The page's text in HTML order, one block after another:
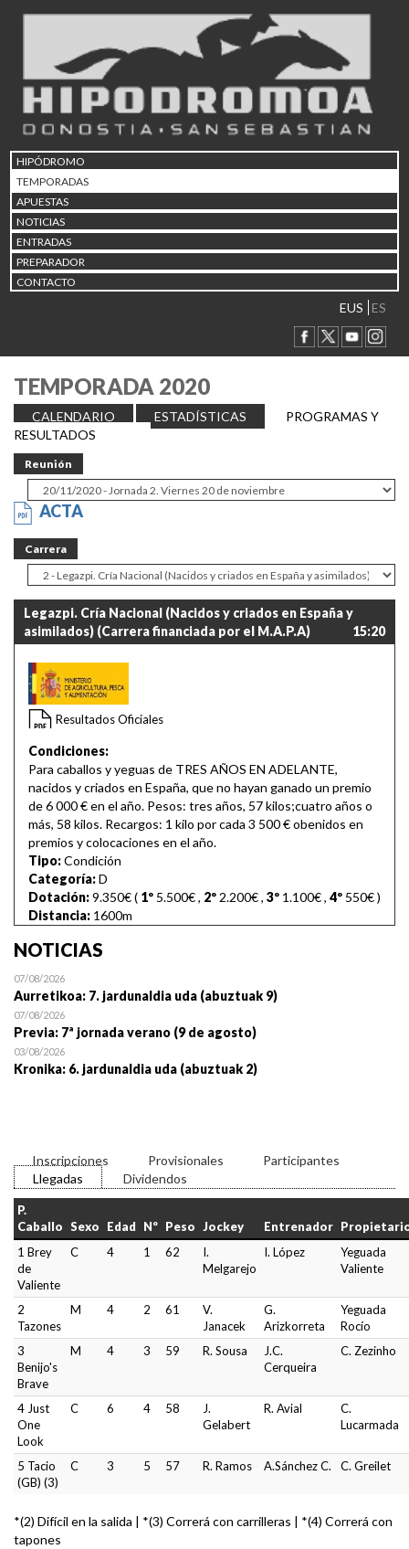
HIPÓDROMO
TEMPORADAS
APUESTAS
NOTICIAS
ENTRADAS
PREPARADOR
CONTACTO
EUS ES
TEMPORADA 2020
CALENDARIO ESTADÍSTICAS
PROGRAMAS Y
RESULTADOS
Reunión
ACTA
Carrera
Legazpi. Cría Nacional (Nacidos y criados en España y
asimilados) (Carrera financiada por el M.A.P.A)
15:20
Resultados Oficiales
Condiciones:
Para caballos y yeguas de TRES AÑOS EN ADELANTE,
nacidos y criados en España, que no hayan ganado un premio
de 6 000 € en el año. Pesos: tres años, 57 kilos;cuatro años o
más, 58 kilos. Recargos: 1 kilo por cada 3 500 € obenidos en
premios y colocaciones en el año.
Tipo:Condición
Categoría:D
Dotación:9.350€ ( 1º 5.500€, 2º 2.200€, 3º 1.100€, 4º 550€)
Distancia: 1600m
NOTICIAS
07/08/2026
Aurretikoa: 7. jardunaldia uda (abuztuak 9)
07/08/2026
Previa: 7ª jornada verano (9 de agosto)
03/08/2026
Kronika: 6. jardunaldia uda (abuztuak 2)
Inscripciones Provisionales
Participantes
Llegadas
Dividendos
P.
Caballo Sexo Edad Nº Peso Jockey Entrenador
1 Brey
de
Valiente
C 4 1 62
I.
Melgarejo
I. López
Yeguada
Valiente
2
Tazones
M 4 2 61
V.
Janacek
G.
Arizkorreta
Yeguada
Rocío
3
Benijo's
Brave
M 4 3 59 R. Sousa
J.C.
Cerqueira
C. Zezinho
4 Just
One
Look
C 6 4 58
J.
Gelabert
R. Avial
C.
Lucarmada
5 Tacio
(GB) (3)
C 3 5 57 R. Ramos A.Sánchez C. C. Greilet
*(2) Difícil en la salida | *(3) Correrá con carrilleras | *(4) Correrá con
tapones